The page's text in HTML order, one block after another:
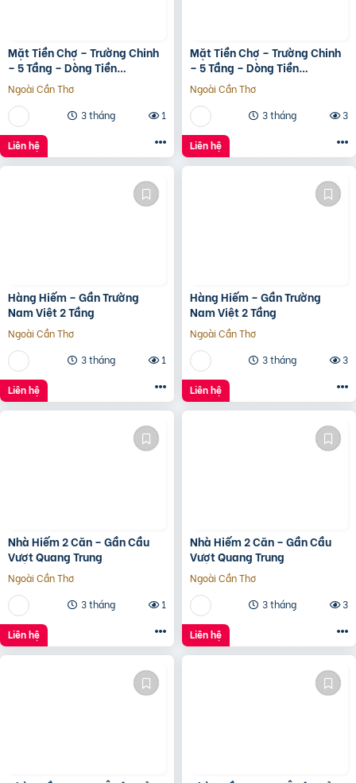
Mặt Tiền Chợ – Trường Chinh
– 5 Tầng – Dòng Tiền
20Tr/Tháng
Ngoài Cần Thơ
3 tháng
1
Liên hệ
Mặt Tiền Chợ – Trường Chinh
– 5 Tầng – Dòng Tiền
20Tr/Tháng
Ngoài Cần Thơ
3 tháng
3
Liên hệ
Hàng Hiếm – Gần Trường
Nam Việt 2 Tầng
Ngoài Cần Thơ
3 tháng
1
Liên hệ
Hàng Hiếm – Gần Trường
Nam Việt 2 Tầng
Ngoài Cần Thơ
3 tháng
3
Liên hệ
Nhà Hiếm 2 Căn – Gần Cầu
Vượt Quang Trung
Ngoài Cần Thơ
3 tháng
1
Liên hệ
Nhà Hiếm 2 Căn – Gần Cầu
Vượt Quang Trung
Ngoài Cần Thơ
3 tháng
3
Liên hệ